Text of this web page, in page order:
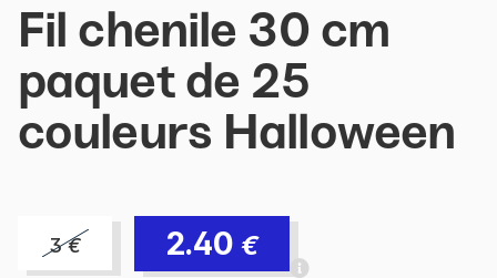
Fil chenile 30 cm
paquet de 25
couleurs Halloween
3€ 2.40 €